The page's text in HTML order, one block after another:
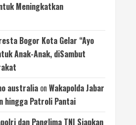
Meningkatkan
Bogor Kota Gelar “Ayo
Anak-Anak, diSambut
australia on Wakapolda Jabar
hingga Patroli Pantai
dan Panglima TNI Siapkan